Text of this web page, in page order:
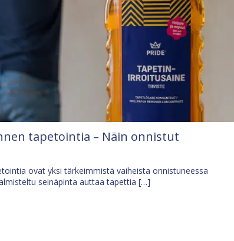
tapetointia – Näin onnistut
ovat yksi tärkeimmistä vaiheista onnistuneessa
seinäpinta auttaa tapettia […]